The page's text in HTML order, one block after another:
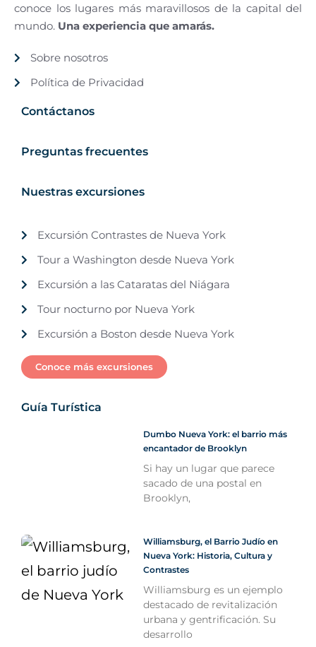
conoce los lugares más maravillosos de la capital del
mundo. Una experiencia que amarás.
Sobre nosotros
Política de Privacidad
Contáctanos
Preguntas frecuentes
Nuestras excursiones
Excursión Contrastes de Nueva York
Tour a Washington desde Nueva York
Excursión a las Cataratas del Niágara
Tour nocturno por Nueva York
Excursión a Boston desde Nueva York
Conoce más excursiones
Guía Turística
Dumbo Nueva York: el barrio más
encantador de Brooklyn
Si hay un lugar que parece
sacado de una postal en
Brooklyn,
Williamsburg, el Barrio Judío en
Nueva York: Historia, Cultura y
Contrastes
Williamsburg es un ejemplo
destacado de revitalización
urbana y gentrificación. Su
desarrollo